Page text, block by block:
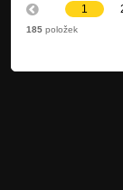
1
185 položek